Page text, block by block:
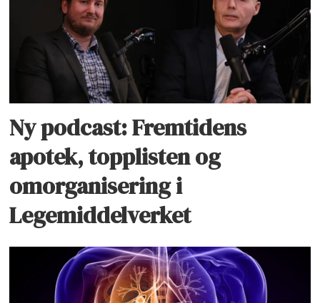
Ny podcast: Fremtidens
apotek, topplisten og
omorganisering i
Legemiddelverket